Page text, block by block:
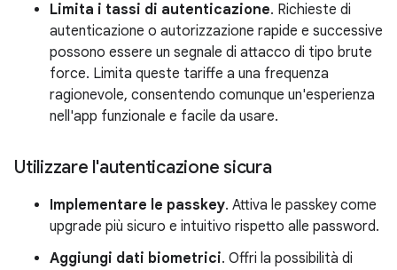
Limita i tassi di autenticazione. Richieste di
autenticazione o autorizzazione rapide e successive
possono essere un segnale di attacco di tipo brute
force. Limita queste tariffe a una frequenza
ragionevole, consentendo comunque un'esperienza
nell'app funzionale e facile da usare.
Utilizzare l'autenticazione sicura
Implementare le passkey. Attiva le passkey come
upgrade più sicuro e intuitivo rispetto alle password.
Aggiungi dati biometrici. Offri la possibilità di